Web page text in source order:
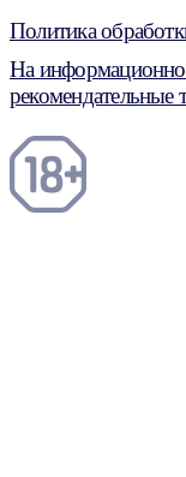
Политика
На
рекомендательные